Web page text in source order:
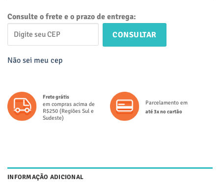
Consulte o frete e o prazo de entrega:
CONSULTAR
Não sei meu cep
Frete grátis
em compras acima de
R$250 (Regiões Sul e
Sudeste)
Parcelamento em
até 3x no cartão
INFORMAÇÃO ADICIONAL